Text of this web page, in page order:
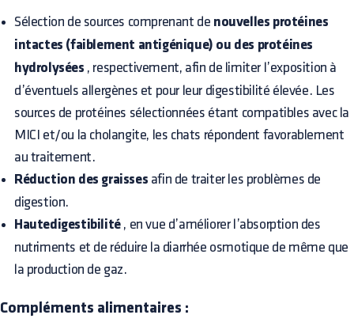
Sélection de sources comprenant de nouvelles protéines
intactes (faiblement antigénique) ou des protéines
hydrolysées , respectivement, afin de limiter l’exposition à
d’éventuels allergènes et pour leur digestibilité élevée. Les
sources de protéines sélectionnées étant compatibles avec la
MICI et/ou la cholangite, les chats répondent favorablement
au traitement.
Réduction des graisses afin de traiter les problèmes de
digestion.
Hautedigestibilité, en vue d’améliorer l’absorption des
nutriments et de réduire la diarrhée osmotique de même que
la production de gaz.
Compléments alimentaires :